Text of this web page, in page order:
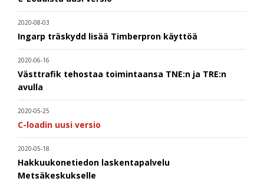
2020-08-03
Ingarp träskydd lisää Timberpron käyttöä
2020-06-16
Västtrafik tehostaa toimintaansa TNE:n ja TRE:n
avulla
2020-05-25
C-loadin uusi versio
2020-05-18
Hakkuukonetiedon laskentapalvelu
Metsäkeskukselle